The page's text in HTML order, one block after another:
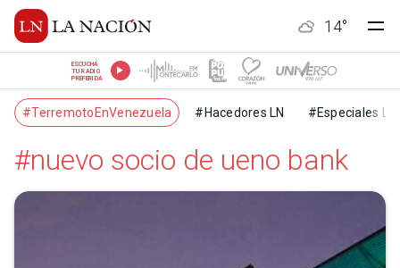
14°
ESCUCHÁ
TU RADIO
PREFERIDA
#TerremotoEnVenezuela #Hacedores LN #Especiales LN
#nuevo socio de ueno bank